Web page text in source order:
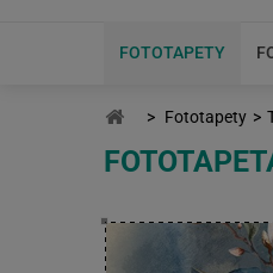
FOTOTAPETY
> Fototapety >